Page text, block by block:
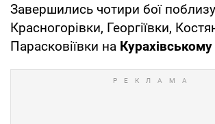
Завершились чотири бої поблизу
Красногорівки, Георгіївки,
Парасковіївки на